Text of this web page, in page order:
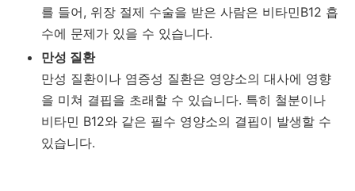
를 들어, 위장 절제 수술을 받은 사람은 비타민B12 흡
수에 문제가 있을 수 있습니다.
만성 질환
만성 질환이나 염증성 질환은 영양소의 대사에 영향
을 미쳐 결핍을 초래할 수 있습니다. 특히 철분이나
비타민 B12와 같은 필수 영양소의 결핍이 발생할 수
있습니다.